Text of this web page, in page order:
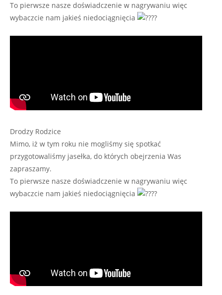
To pierwsze nasze doświadczenie w nagrywaniu więc
wybaczcie nam jakieś niedociągnięcia
Drodzy Rodzice
Mimo, iż w tym roku nie mogliśmy się spotkać
przygotowaliśmy jasełka, do których obejrzenia Was
zapraszamy.
To pierwsze nasze doświadczenie w nagrywaniu więc
wybaczcie nam jakieś niedociągnięcia